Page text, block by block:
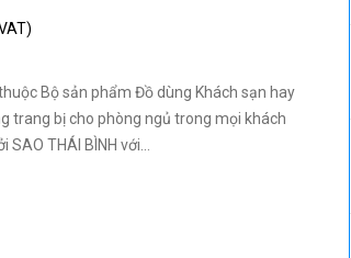
)
Bộ sản phẩm Đồ dùng Khách sạn hay
trang bị cho phòng ngủ trong mọi khách
THÁI BÌNH với...